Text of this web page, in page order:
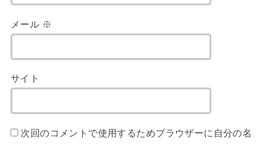
メール ※
サイト
次回のコメントで使用するためブラウザーに自分の名